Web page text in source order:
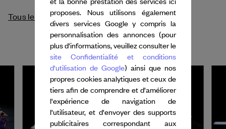
Tous les créditsproposes. Nous utilisons également
divers services Google y compris la
personnalisation des annonces (pour
plus d'informations, veuillez consulter le
site Confidentialité et conditions
d'utilisation de Google) ainsi que nos
propres cookies analytiques et ceux de
tiers afin de comprendre et d'améliorer
l'expérience de navigation de
l'utilisateur, et d'envoyer des supports
publicitaires correspondant aux